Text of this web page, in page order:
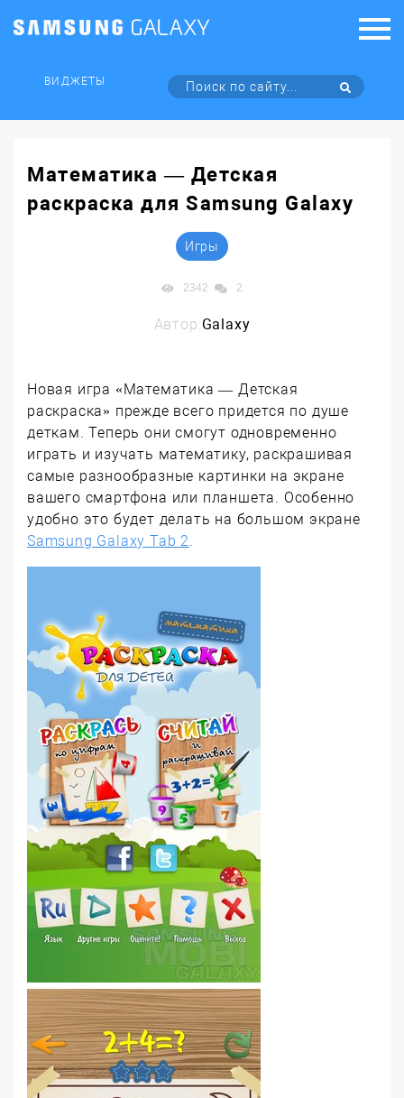
ВИДЖЕТЫ
Математика — Детская
раскраска для Samsung Galaxy
Игры
2342 2
Автор:Galaxy
Новая игра «Математика — Детская
раскраска» прежде всего придется по душе
деткам. Теперь они смогут одновременно
играть и изучать математику, раскрашивая
самые разнообразные картинки на экране
вашего смартфона или планшета. Особенно
удобно это будет делать на большом экране
Samsung Galaxy Tab 2.